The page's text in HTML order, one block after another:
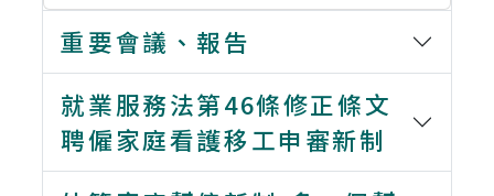
重要會議、報告
就業服務法第46條修正條文
聘僱家庭看護移工申審新制